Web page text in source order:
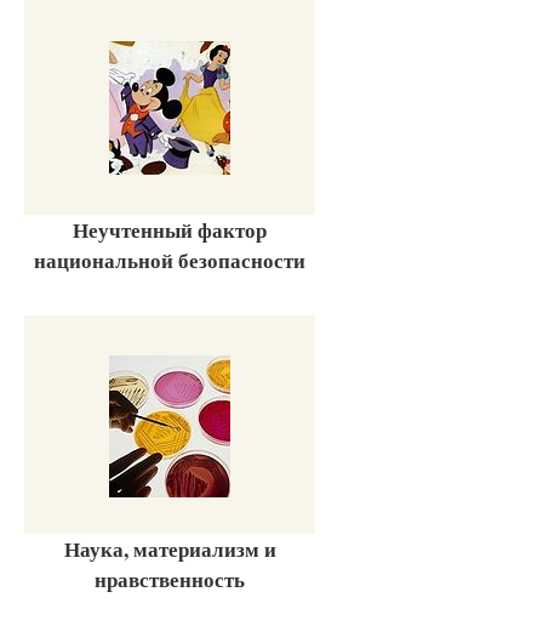
Неучтенный фактор
национальной безопасности
Наука, материализм и
нравственность